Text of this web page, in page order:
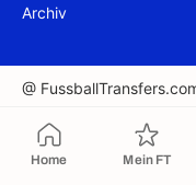
Home Mein FT
Archiv
@
In die Zwischenablage